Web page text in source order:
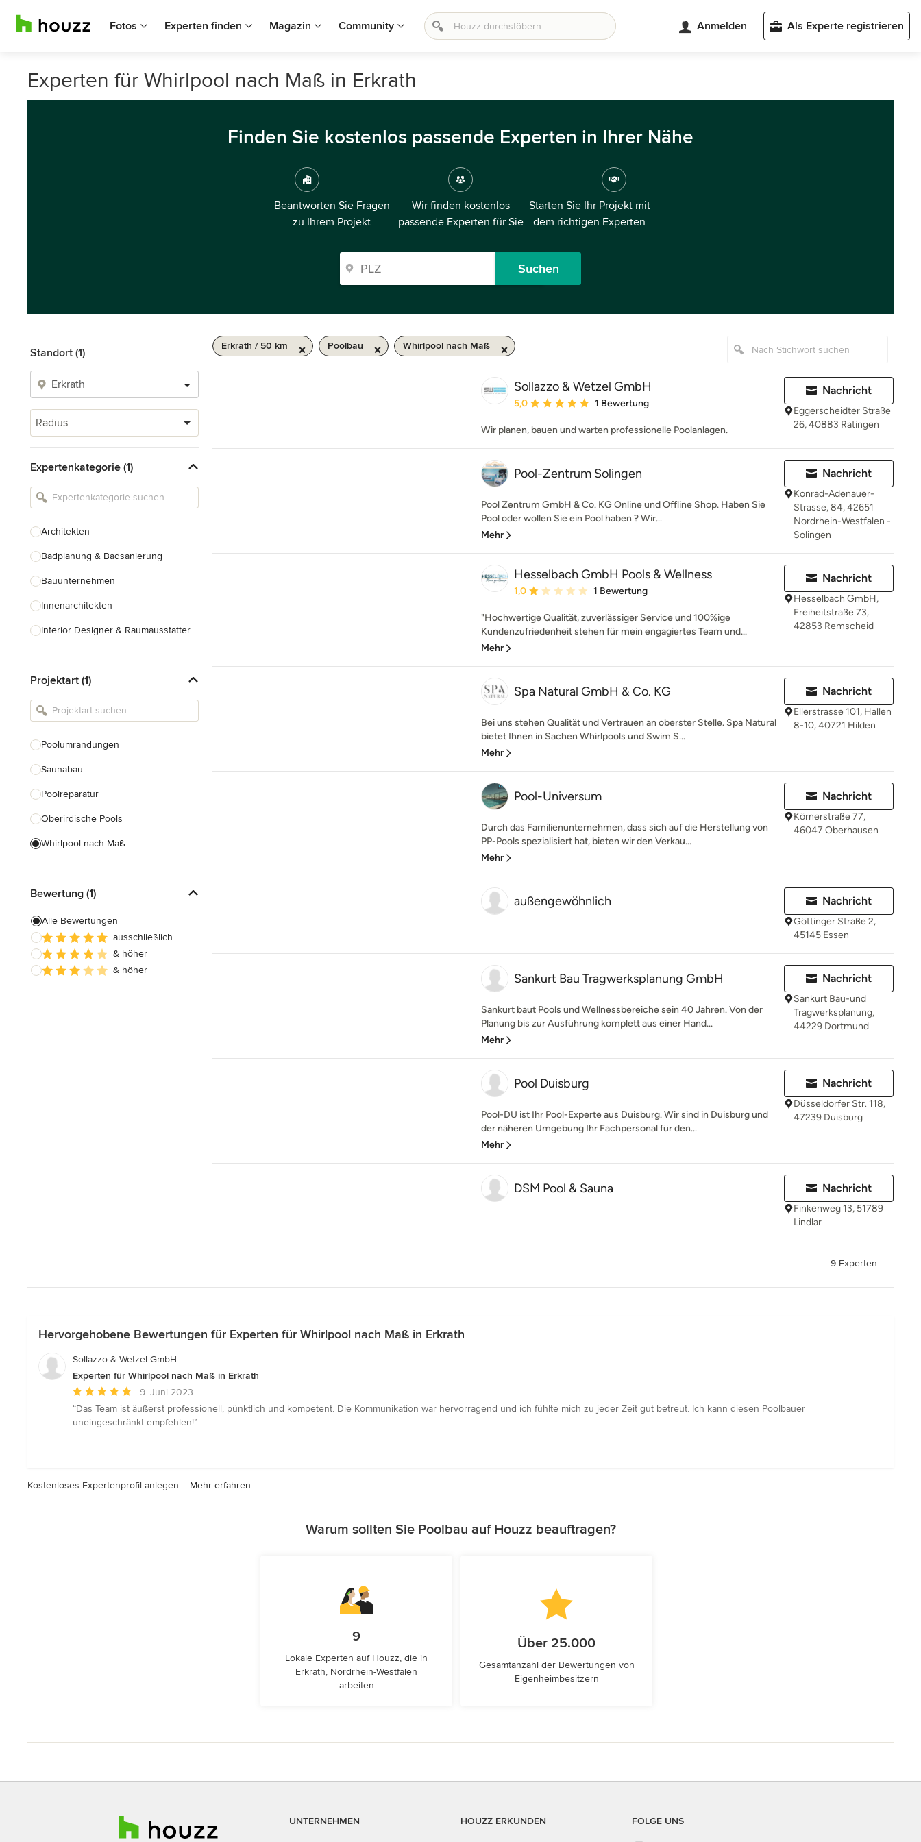
Fotos Experten finden Magazin Community Anmelden Als Experte registrieren
Experten für Whirlpool nach Maß in Erkrath
Finden Sie kostenlos passende Experten in Ihrer Nähe
Beantworten Sie Fragen
zu Ihrem Projekt
Wir finden kostenlos
passende Experten für Sie
Starten Sie Ihr Projekt mit
dem richtigen Experten
Suchen
Standort (1)
Radius
Expertenkategorie (1)
Architekten
Badplanung & Badsanierung
Bauunternehmen
Innenarchitekten
Interior Designer & Raumausstatter
Landschaftsarchitekten
Armaturen & Sanitärbedarf
Einbauschränke
Projektart (1)
Poolumrandungen
Saunabau
Poolreparatur
Oberirdische Pools
Whirlpool nach Maß
Poolsanierung
Alle anzeigen
Bewertung (1)
Alle Bewertungen
ausschließlich
& höher
& höher
Erkrath / 50 km Poolbau Whirlpool nach Maß
Sollazzo & Wetzel GmbH
Durchschnittliche Bewertung: 5 von 5 Sternen
5,0 1 Bewertung
Wir planen, bauen und warten professionelle Poolanlagen.
Nachricht
Eggerscheidter Straße
26, 40883 Ratingen
Pool-Zentrum Solingen
Pool Zentrum GmbH & Co. KG Online und Offline Shop. Haben Sie
Pool oder wollen Sie ein Pool haben ? Wir...
Mehr
Nachricht
Konrad-Adenauer-
Strasse, 84, 42651
Nordrhein-Westfalen -
Solingen
Hesselbach GmbH Pools & Wellness
Durchschnittliche Bewertung: 1 von 5 Sternen
1,0 1 Bewertung
"Hochwertige Qualität, zuverlässiger Service und 100%ige
Kundenzufriedenheit stehen für mein engagiertes Team und...
Mehr
Nachricht
Hesselbach GmbH,
Freiheitstraße 73,
42853 Remscheid
Spa Natural GmbH & Co. KG
Bei uns stehen Qualität und Vertrauen an oberster Stelle. Spa Natural
bietet Ihnen in Sachen Whirlpools und Swim S...
Mehr
Nachricht
Ellerstrasse 101, Hallen
8-10, 40721 Hilden
Pool-Universum
Durch das Familienunternehmen, dass sich auf die Herstellung von
PP-Pools spezialisiert hat, bieten wir den Verkau...
Mehr
Nachricht
Körnerstraße 77,
46047 Oberhausen
außengewöhnlich Nachricht
Göttinger Straße 2,
45145 Essen
Sankurt Bau Tragwerksplanung GmbH
Sankurt baut Pools und Wellnessbereiche sein 40 Jahren. Von der
Planung bis zur Ausführung komplett aus einer Hand...
Mehr
Nachricht
Sankurt Bau-und
Tragwerksplanung,
44229 Dortmund
Pool Duisburg
Pool-DU ist Ihr Pool-Experte aus Duisburg. Wir sind in Duisburg und
der näheren Umgebung Ihr Fachpersonal für den...
Mehr
Nachricht
Düsseldorfer Str. 118,
47239 Duisburg
DSM Pool & Sauna Nachricht
Finkenweg 13, 51789
Lindlar
9 Experten
Hervorgehobene Bewertungen für Experten für Whirlpool nach Maß in Erkrath
Sollazzo & Wetzel GmbH
Experten für Whirlpool nach Maß in Erkrath
Durchschnittliche
Bewertung:
5
9. Juni 2023
“Das Team ist äußerst professionell, pünktlich und kompetent. Die Kommunikation war hervorragend und ich fühlte mich zu jeder Zeit gut betreut. Ich kann diesen Poolbauer
uneingeschränkt empfehlen!”
Kostenloses Expertenprofil anlegen – Mehr erfahren
Warum sollten Sie Poolbau auf Houzz beauftragen?
9
Lokale Experten auf Houzz, die in
Erkrath, Nordrhein-Westfalen
arbeiten
Über 25.000
Gesamtanzahl der Bewertungen von
Eigenheimbesitzern
UNTERNEHMEN HOUZZ ERKUNDEN FOLGE UNS